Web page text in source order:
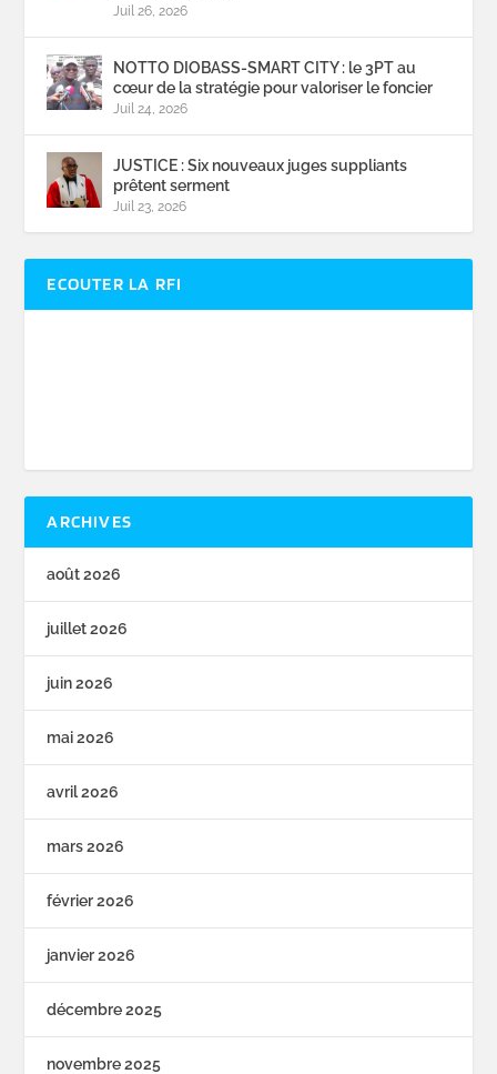
Juil 26, 2026
NOTTO DIOBASS-SMART CITY : le 3PT au
cœur de la stratégie pour valoriser le foncier
Juil 24, 2026
JUSTICE : Six nouveaux juges suppliants
prêtent serment
Juil 23, 2026
ECOUTER LA RFI
ARCHIVES
août 2026
juillet 2026
juin 2026
mai 2026
avril 2026
mars 2026
février 2026
janvier 2026
décembre 2025
novembre 2025